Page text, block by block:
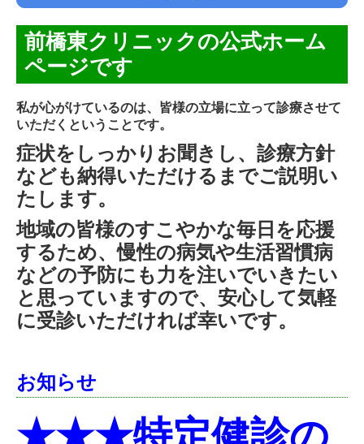
前橋東クリニックの公式ホーム
ページです
私が心がけているのは、皆様の立場に立って診療させて
いただくということです。
症状をしっかりお聞きし、診療方針
なども納得いただけるまでご説明い
たします。
地域の皆様のすこやかな毎日を応援
するため、慢性の病気や生活習慣病
などの予防にも力を注いでいきたい
と思っていますので、安心して気軽
に受診いただければ幸いです。
お知らせ